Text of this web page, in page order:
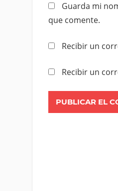
Guarda mi
que comente.
Recibir un
Recibir un